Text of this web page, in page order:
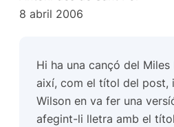
8 abril 2006
Hi ha una cançó del
així, com el títol del post,
Wilson en va fer una
afegint-li lletra amb el